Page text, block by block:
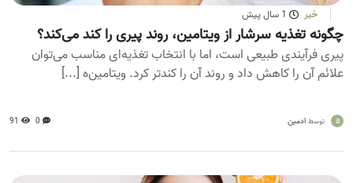
خبر 1 سال پیش
چگونه تغذیه سرشار از ویتامین، روند پیری را کند می‌کند؟
پیری فرآیندی طبیعی است، اما با انتخاب تغذیه‌ای مناسب می‌توان
علائم آن را کاهش داد و روند آن را کندتر کرد. ویتامین‌ه [...]
a توسط ادمین 0
91